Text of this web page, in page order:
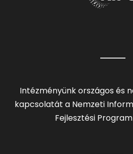
Intézményünk országos és
kapcsolatát a Nemzeti
Fejlesztési